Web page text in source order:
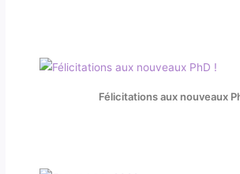
Félicitations aux nouveaux